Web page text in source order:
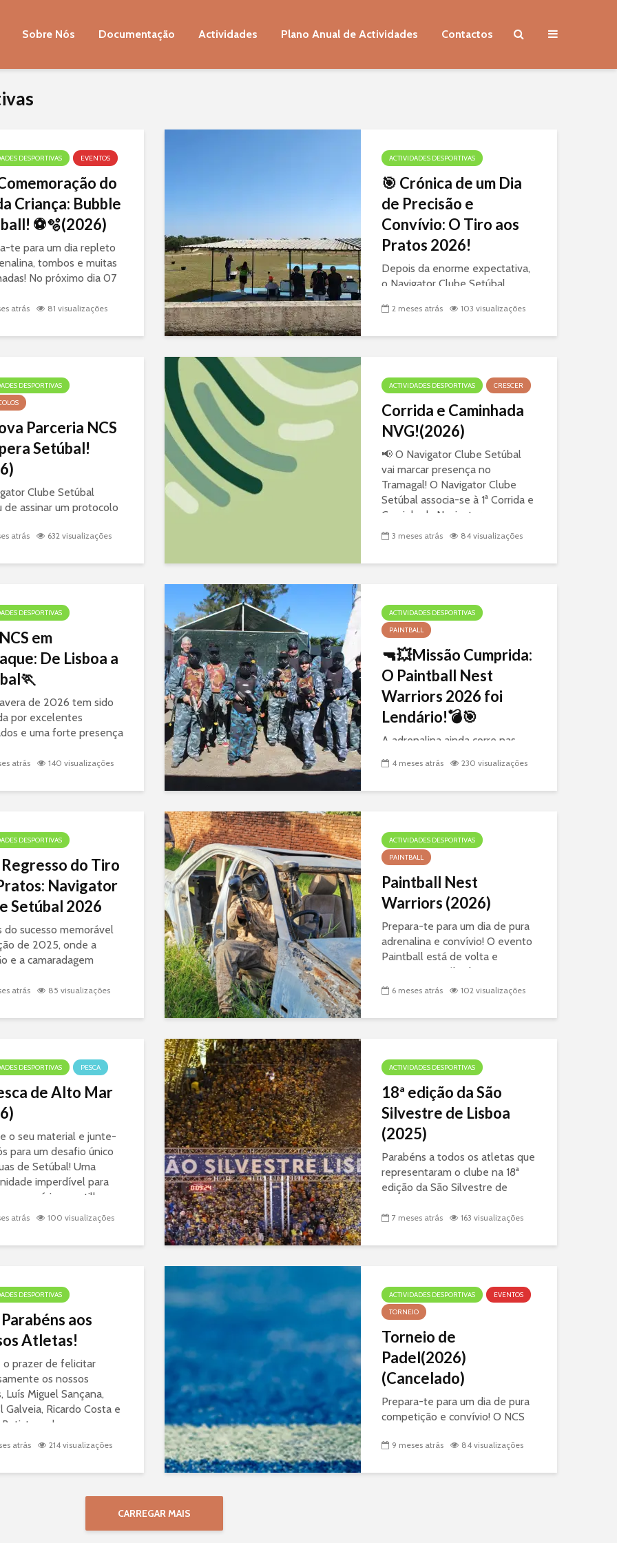
Sobre Nós Documentação Actividades Plano Anual de Actividades Contactos
DESPORTIVAS EVENTOS
do
Criança: Bubble
⚽🫧(2026)
te para um dia repleto
tombos e muitas
No próximo dia 07
de uma forma
de Bubble Football. 📍
atrás 81 visualizações
ACTIVIDADES DESPORTIVAS
🎯 Crónica de um Dia
de Precisão e
Convívio: O Tiro aos
Pratos 2026!
Depois da enorme expectativa,
o Navigator Clube Setúbal
sucesso! Ontem, dia 24 de maio,
torneio de Tiro aos...
2 meses atrás 103 visualizações
DESPORTIVAS
Parceria NCS
Setúbal!
Clube Setúbal
de assinar um protocolo
estar esteja sempre
as condições para
atrás 632 visualizações
ACTIVIDADES DESPORTIVAS CRESCER
Corrida e Caminhada
NVG!(2026)
📢 O Navigator Clube Setúbal
vai marcar presença no
Tramagal! O Navigator Clube
Setúbal associa-se à 1ª Corrida e
Caminhada Navigator na
Herdade da Caniceira.
Queremos levar uma grande
comitiva de Setúbal para...
3 meses atrás 84 visualizações
DESPORTIVAS
em
De Lisboa a
de 2026 tem sido
por excelentes
e uma forte presença
estrada nacionais.
de Setúbal, os nossos
atrás 140 visualizações
ACTIVIDADES DESPORTIVAS
PAINTBALL
🔫💥Missão Cumprida:
O Paintball Nest
Warriors 2026 foi
Lendário!💣🎯
A adrenalina ainda corre nas
fotos do nosso último encontro
antigas instalações da Suinalves.
Entre...
4 meses atrás 230 visualizações
DESPORTIVAS
Regresso do Tiro
Navigator
Setúbal 2026
do sucesso memorável
de 2025, onde a
e a camaradagem
Clube Setúbal volta
Quem não se
atrás 85 visualizações
ACTIVIDADES DESPORTIVAS
PAINTBALL
Paintball Nest
Warriors (2026)
Prepara-te para um dia de pura
adrenalina e convívio! O evento
Paintball está de volta e
promete um sábado
inesquecível. Aqui está toda a
garantir o seu lugar: 🎯 O Evento
6 meses atrás 102 visualizações
DESPORTIVAS PESCA
de Alto Mar
o seu material e junte-
para um desafio único
de Setúbal! Uma
imperdível para
sua perícia e partilhar a
pesca com outros
atrás 100 visualizações
ACTIVIDADES DESPORTIVAS
18ª edição da São
Silvestre de Lisboa
(2025)
Parabéns a todos os atletas que
representaram o clube na 18ª
edição da São Silvestre de
dezembro de 2025. Numa prova
World Athletics Road Race
7 meses atrás 163 visualizações
DESPORTIVAS
aos
Atletas!
o prazer de felicitar
os nossos
Luís Miguel Sançana,
Galveia, Ricardo Costa e
pelas suas
participações em
provas recentes! Os
obtidos...
atrás 214 visualizações
ACTIVIDADES DESPORTIVAS
EVENTOS
TORNEIO
Torneio de
Padel(2026)
(Cancelado)
Prepara-te para um dia de pura
competição e convívio! O NCS
Padel. Data e Local Data: 31
Padel Center (Est. Nacional N10
9 meses atrás 84 visualizações
CARREGAR MAIS